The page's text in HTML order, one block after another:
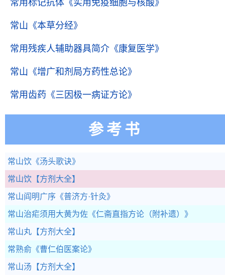
常用标记抗体 《实用免疫细胞与核酸》
常山 《本草分经》
常用残疾人辅助器具简介 《康复医学》
常山 《增广和剂局方药性总论》
常用齿药 《三因极一病证方论》
参考书
常山饮 《汤头歌诀》
常山饮 【方剂大全】
常山阎明广序 《普济方·针灸》
常山治疟须用大黄为佐 《仁斋直指方论（附补遗）》
常山丸 【方剂大全】
常熟俞 《曹仁伯医案论》
常山汤 【方剂大全】